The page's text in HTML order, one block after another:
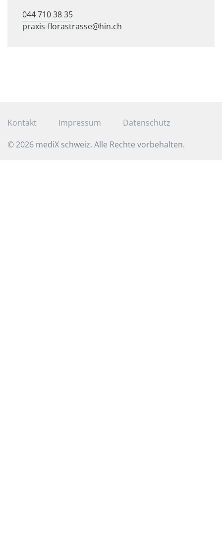
044 710 38 35
praxis-florastrasse@hin.ch
© 2026 mediX schweiz. Alle Rechte vorbehalten.
Kontakt Impressum Datenschutz